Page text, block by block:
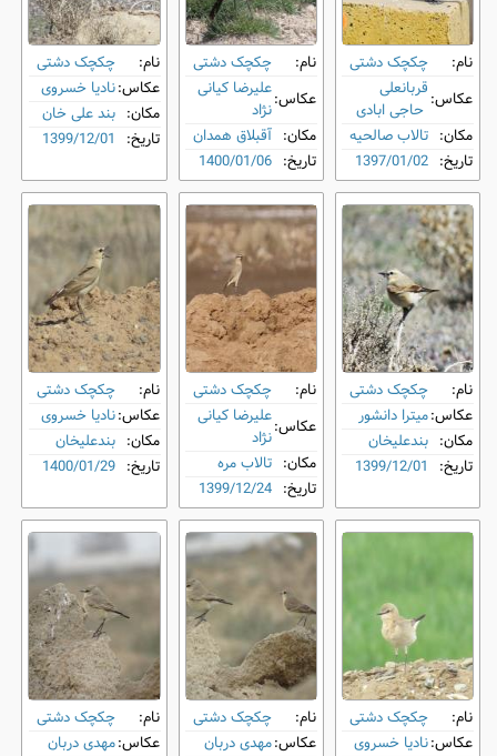
نام:
چکچک دشتی
عکاس:قربانعلی
حاجی ابادی
مکان: تالاب صالحیه
تاریخ: 1397/01/02
نام:
چکچک دشتی
عکاس:علیرضا کیانی
نژاد
مکان: آقبلاق همدان
تاریخ: 1400/01/06
نام:
چکچک دشتی
عکاس:نادیا خسروی
مکان: بند علی خان
تاریخ: 1399/12/01
نام:
چکچک دشتی
عکاس:میترا دانشور
مکان: بندعلیخان
تاریخ: 1399/12/01
نام:
چکچک دشتی
عکاس:علیرضا کیانی
نژاد
مکان: تالاب مره
تاریخ: 1399/12/24
نام:
چکچک دشتی
عکاس:نادیا خسروی
مکان: بندعلیخان
تاریخ: 1400/01/29
نام:
چکچک دشتی
عکاس:نادیا خسروی
نام:
چکچک دشتی
عکاس:مهدی دربان
نام:
چکچک دشتی
عکاس:مهدی دربان